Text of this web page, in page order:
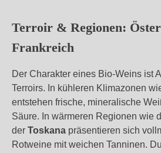
Terroir & Regionen:
Frankreich
Der Charakter eines Bio‑Weins ist
Terroirs. In kühleren Klimazonen
entstehen frische, mineralische
Säure. In wärmeren Regionen wie
der Toskana präsentieren sich
Rotweine mit weichen Tanninen.